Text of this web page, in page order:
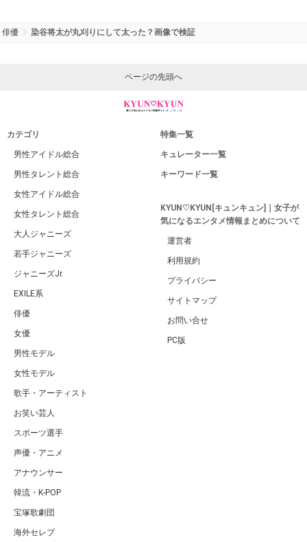
俳優 染谷将太が丸刈りにして太った？画像で検証
ページの先頭へ
カテゴリ
男性アイドル総合
男性タレント総合
女性アイドル総合
女性タレント総合
大人ジャニーズ
若手ジャニーズ
ジャニーズJr.
EXILE系
俳優
女優
男性モデル
女性モデル
歌手・アーティスト
お笑い芸人
スポーツ選手
声優・アニメ
アナウンサー
韓流・K-POP
宝塚歌劇団
海外セレブ
特集一覧
キュレーター一覧
キーワード一覧
KYUN♡KYUN[キュンキュン]｜女子が
気になるエンタメ情報まとめについて
運営者
利用規約
プライバシー
サイトマップ
お問い合せ
PC版